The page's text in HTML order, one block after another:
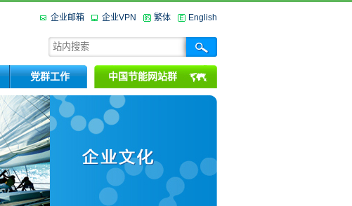
企业邮箱 企业VPN 繁体 English
党群工作 中国节能网站群